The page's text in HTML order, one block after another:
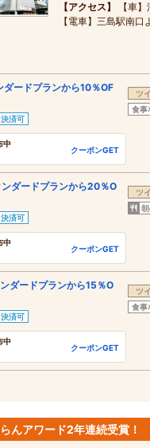
【アクセス】
【車
【電車】三島駅南口
ダードプランから10％OF
済可
中
クーポンGET
ツ
食事
ダードプランから20％O
済可
中
クーポンGET
ツ
ダードプランから15％O
済可
中
クーポンGET
ツ
食事
んアワード2年連続受賞！